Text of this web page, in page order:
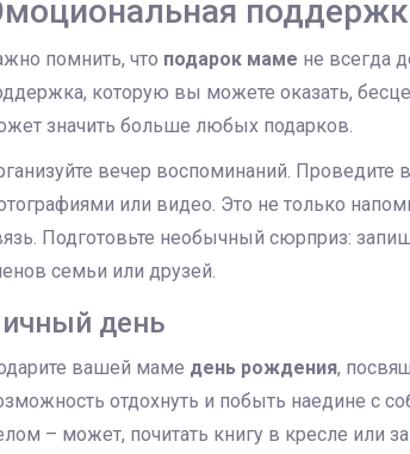
помнить, что подарок маме не всегда
которую вы можете оказать,
значить больше любых подарков.
вечер воспоминаний.
или видео. Это не только
Подготовьте необычный сюрприз:
семьи или друзей.
день
вашей маме день рождения,
отдохнуть и побыть наедине с
– может, почитать книгу в кресле или